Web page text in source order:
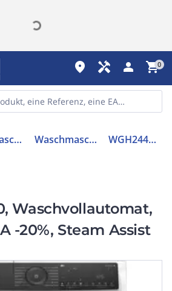
place handyman person shopping_cart0
Waschen Waschmaschine WGH244A40
Waschvollautomat,
-20%, Steam Assist